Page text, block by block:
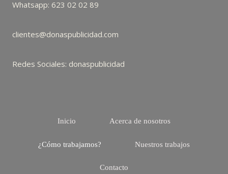
Whatsapp: 623 02 02 89
clientes@donaspublicidad.com
Redes Sociales: donaspublicidad
Inicio Acerca de nosotros
¿Cómo trabajamos? Nuestros trabajos
Contacto